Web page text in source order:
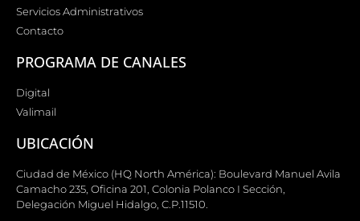
Servicios Administrativos
Contacto
PROGRAMA DE CANALES
Digital
Valimail
UBICACIÓN
Ciudad de México (HQ North América): Boulevard Manuel Avila
Camacho 235, Oficina 201, Colonia Polanco I Sección,
Delegación Miguel Hidalgo, C.P.11510.